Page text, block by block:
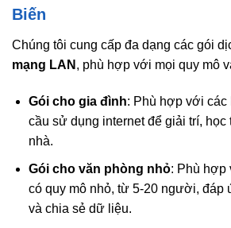
Biến
Chúng tôi cung cấp đa dạng các gói
mạng LAN , phù hợp với mọi quy mô
Gói cho gia đình: Phù hợp với các
cầu sử dụng internet để giải trí, học
nhà.
Gói cho văn phòng nhỏ: Phù hợp
có quy mô nhỏ, từ 5-20 người, đáp
và chia sẻ dữ liệu.